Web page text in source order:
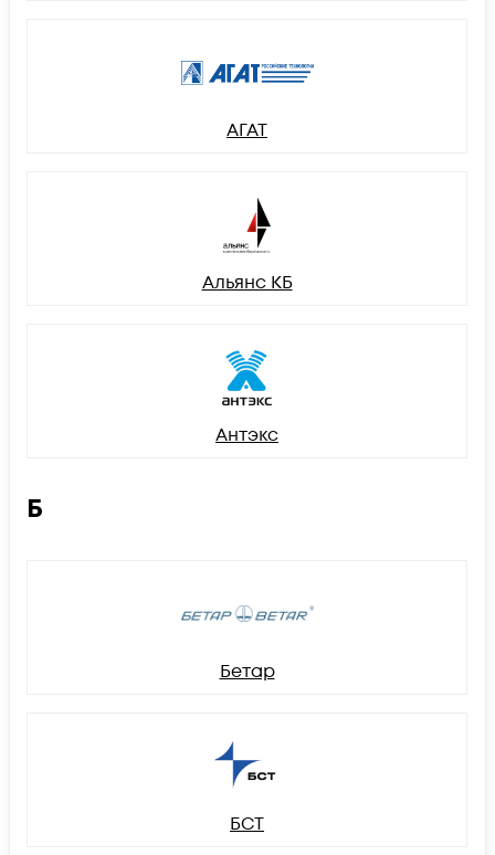
АГАТ
Альянс КБ
Антэкс
Б
Бетар
БСТ